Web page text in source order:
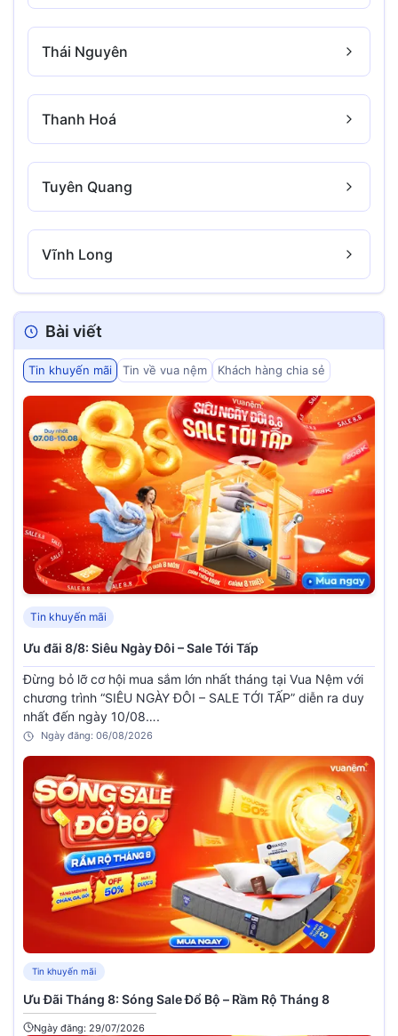
Thái Nguyên
Thanh Hoá
Tuyên Quang
Vĩnh Long
Bài viết
Tin khuyến mãi Tin về vua nệm Khách hàng chia sẻ
Tin khuyến mãi
Ưu đãi 8/8: Siêu Ngày Đôi – Sale Tới Tấp
Đừng bỏ lỡ cơ hội mua sắm lớn nhất tháng tại Vua Nệm với
chương trình “SIÊU NGÀY ĐÔI – SALE TỚI TẤP” diễn ra duy
nhất đến ngày 10/08….
Ngày đăng: 06/08/2026
Tin khuyến mãi
Ưu Đãi Tháng 8: Sóng Sale Đổ Bộ – Rầm Rộ Tháng 8
Ngày đăng: 29/07/2026